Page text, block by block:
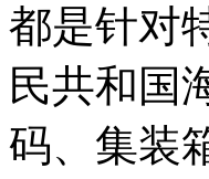
都是针对
民共和国
码、集装